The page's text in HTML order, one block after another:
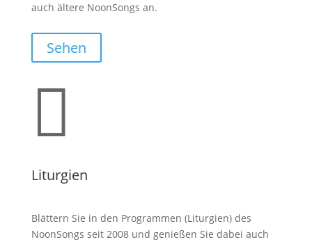
auch ältere NoonSongs an.
Sehen

Liturgien
Blättern Sie in den Programmen (Liturgien) des
NoonSongs seit 2008 und genießen Sie dabei auch